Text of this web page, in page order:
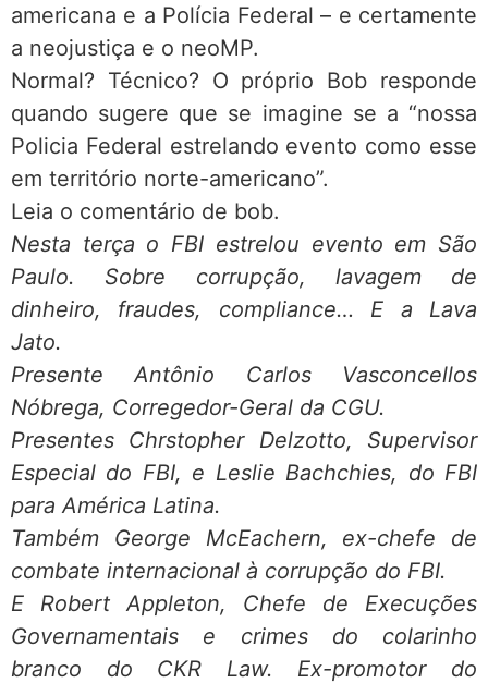
americana e a Polícia Federal – e certamente
a neojustiça e o neoMP.
Normal? Técnico? O próprio Bob responde
quando sugere que se imagine se a “nossa
Policia Federal estrelando evento como esse
em território norte-americano”.
Leia o comentário de bob.
Nesta terça o FBI estrelou evento em São
Paulo. Sobre corrupção, lavagem de
dinheiro, fraudes, compliance… E a Lava
Jato.
Presente Antônio Carlos Vasconcellos
Nóbrega, Corregedor-Geral da CGU.
Presentes Chrstopher Delzotto, Supervisor
Especial do FBI, e Leslie Bachchies, do FBI
para América Latina.
Também George McEachern, ex-chefe de
combate internacional à corrupção do FBI.
E Robert Appleton, Chefe de Execuções
Governamentais e crimes do colarinho
branco do CKR Law. Ex-promotor do